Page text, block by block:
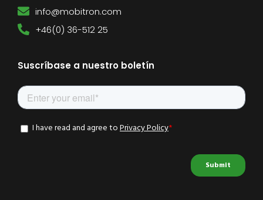
info@mobitron.com
+46(0) 36-512 25
Suscríbase a nuestro boletín